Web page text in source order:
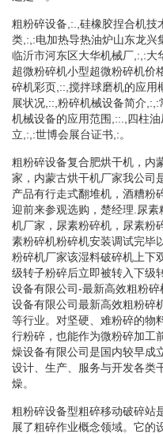
粗粉碎设备,:.,硅橡胶捏合机技
类,:,:电加热导热油炉山东龙兴
临沂市河东区大华机械厂,:,:大
超微粉碎机小型超微粉碎机价
碎机彩页,::,搅拌球磨机的应用
展状况,::,粉碎机械设备简介
机械设备的应用范围,::.,四柱
立,:,:世博会展台证书,:。
粗粉碎设备复合肥烘干机，内
家，内蒙古烘干机厂家我公司
产品有行走式翻堆机，酒糟粉
迎前来参观选购，楚经理.尿
机厂家，尿素粉碎机，尿素粉
素粉碎机粉碎机安装调试完毕
粉碎机厂家该湿料破碎机上下
级转子粉碎后立即被转入下级
设备有限公司-最新高效粗粉
设备有限公司最新高效粗粉碎
等行业。对坚硬、难粉碎的物
行粉碎，也能作为微粉碎加工
燥设备有限公司是国内较早成
设计、生产、服务与开发各类
燥。
粗粉碎设备型粗碎移动破碎站
展了粗碎作业概念领域。它的